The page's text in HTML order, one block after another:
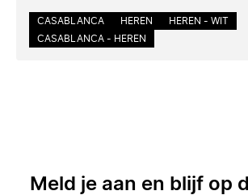
CASABLANCA HEREN
HEREN - WIT
CASABLANCA - HEREN
Meld je aan en blijf op